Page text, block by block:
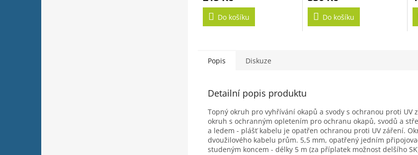
Do košíku Do košíku
Popis Diskuze
Detailní popis produktu
Topný okruh pro vyhřívání okapů a svody s ochranou proti UV
okruh s ochranným opletením pro ochranu okapů, svodů a
a ledem - plášť kabelu je opatřen ochranou proti UV záření.
dvoužilového kabelu prům. 5,5 mm, opatřený jedním
studeným koncem - délky 5 m (za příplatek možnost delšího